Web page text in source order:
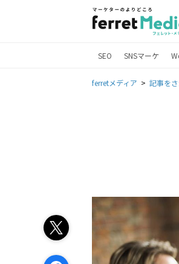
SEO SNSマーケ
ferretメディア 記事を